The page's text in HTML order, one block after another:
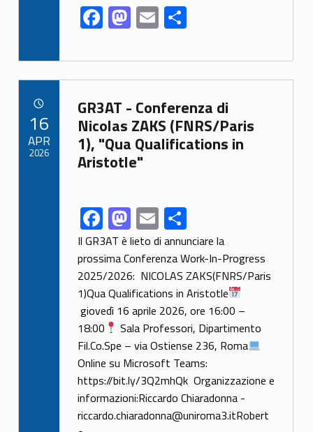
F
ac
e
b
o
o
k
M
as
to
d
o
n
E
m
ai
l
S
ar
e
Link identifier archive #link-archive-5301
GR3AT - Conferenza di
Nicolas ZAKS (FNRS/Paris
1), "Qua Qualifications in
Aristotle"
Link identifier share facebook archive #share-link-archive-88564F
ac
e
b
o
o
k
M
as
to
d
o
n
E
m
ai
l
S
h
ar
e
Il GR3AT è lieto di annunciare la
prossima Conferenza Work-In-Progress
2025/2026: NICOLAS ZAKS(FNRS/Paris
1)Qua Qualifications in Aristotle
giovedì 16 aprile 2026, ore 16:00 –
18:00
Sala Professori, Dipartimento
Fil.Co.Spe – via Ostiense 236, Roma
Online su Microsoft Teams:
https://bit.ly/3Q2mhQk Organizzazione e
informazioni:Riccardo Chiaradonna -
riccardo.chiaradonna@uniroma3.itRobert
16
APR
2026